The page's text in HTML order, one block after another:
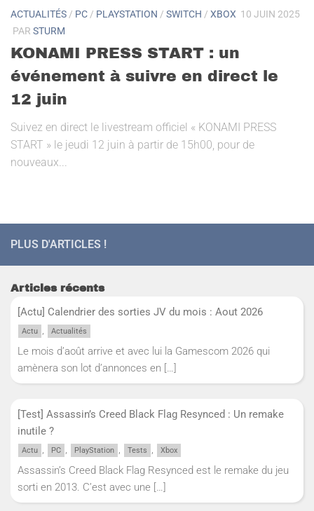
ACTUALITÉS / PC / PLAYSTATION / SWITCH / XBOX 10 JUIN 2025
PAR STURM
KONAMI PRESS START : un
événement à suivre en direct le
12 juin
Suivez en direct le livestream officiel « KONAMI PRESS
START » le jeudi 12 juin à partir de 15h00, pour de
nouveaux...
PLUS D'ARTICLES !
Articles récents
[Actu] Calendrier des sorties JV du mois : Aout 2026
Actu , Actualités
Le mois d’août arrive et avec lui la Gamescom 2026 qui
amènera son lot d’annonces en […]
[Test] Assassin’s Creed Black Flag Resynced : Un remake
inutile ?
Actu , PC , PlayStation , Tests , Xbox
Assassin’s Creed Black Flag Resynced est le remake du jeu
sorti en 2013. C’est avec une […]